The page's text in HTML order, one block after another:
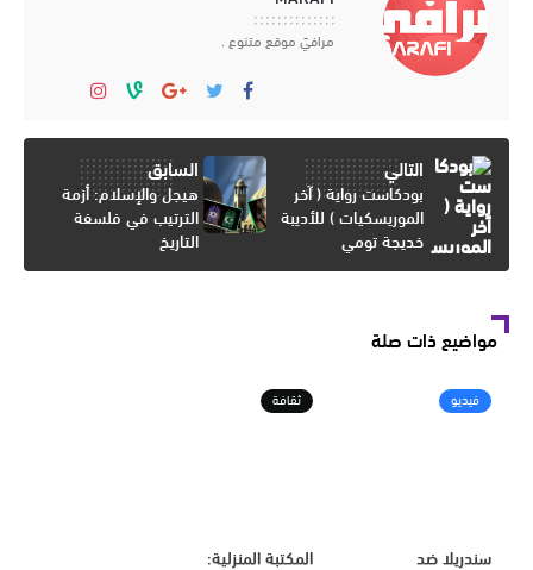
مرافيَ موقع متنوع .
التالي
بودكاست رواية ( آخر
الموريسكيات ) للأديبة
خديجة تومي
السابق
هيجل والإسلام: أزمة
الترتيب في فلسفة
التاريخ
مواضيع ذات صلة
فيديو
سندريلا ضد
ثقافة
المكتبة المنزلية: